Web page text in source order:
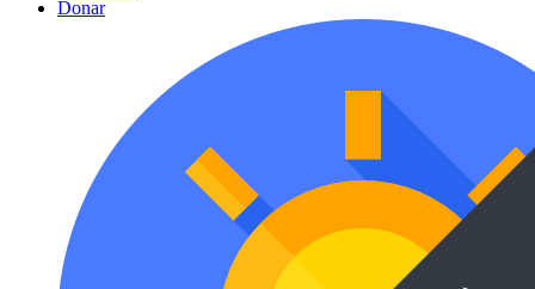
Donar